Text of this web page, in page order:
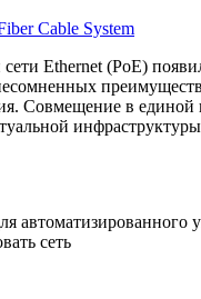
Cable System
Ethernet (PoE)
Совмещение в
сеть